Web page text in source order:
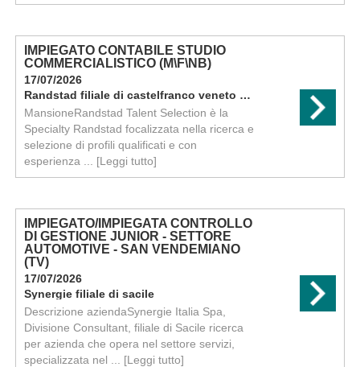
IMPIEGATO CONTABILE STUDIO
COMMERCIALISTICO (M\F\NB)
17/07/2026
Randstad filiale di castelfranco veneto permanent
MansioneRandstad Talent Selection è la
Specialty Randstad focalizzata nella ricerca e
selezione di profili qualificati e con
esperienza ... [Leggi tutto]
IMPIEGATO/IMPIEGATA CONTROLLO
DI GESTIONE JUNIOR - SETTORE
AUTOMOTIVE - SAN VENDEMIANO
(TV)
17/07/2026
Synergie filiale di sacile
Descrizione aziendaSynergie Italia Spa,
Divisione Consultant, filiale di Sacile ricerca
per azienda che opera nel settore servizi,
specializzata nel ... [Leggi tutto]